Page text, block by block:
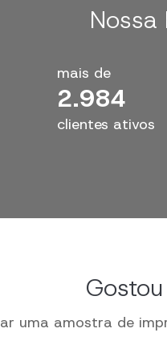
Nossa
mais de
3.000
clientes ativos
uma amostra de